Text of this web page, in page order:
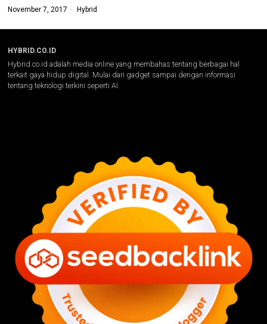
November 7, 2017 Hybrid
HYBRID.CO.ID
Hybrid.co.id adalah media online yang membahas tentang berbagai hal
terkait gaya hidup digital. Mulai dari gadget sampai dengan informasi
tentang teknologi terkini seperti AI.